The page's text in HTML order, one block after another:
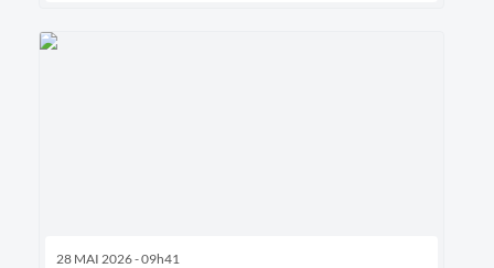
28 MAI 2026 - 09h41